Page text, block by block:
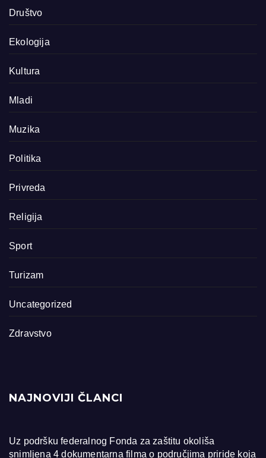
Društvo
Ekologija
Kultura
Mladi
Muzika
Politika
Privreda
Religija
Sport
Turizam
Uncategorized
Zdravstvo
NAJNOVIJI ČLANCI
Uz podršku federalnog Fonda za zaštitu okoliša
snimljena 4 dokumentarna filma o područjima priride koja